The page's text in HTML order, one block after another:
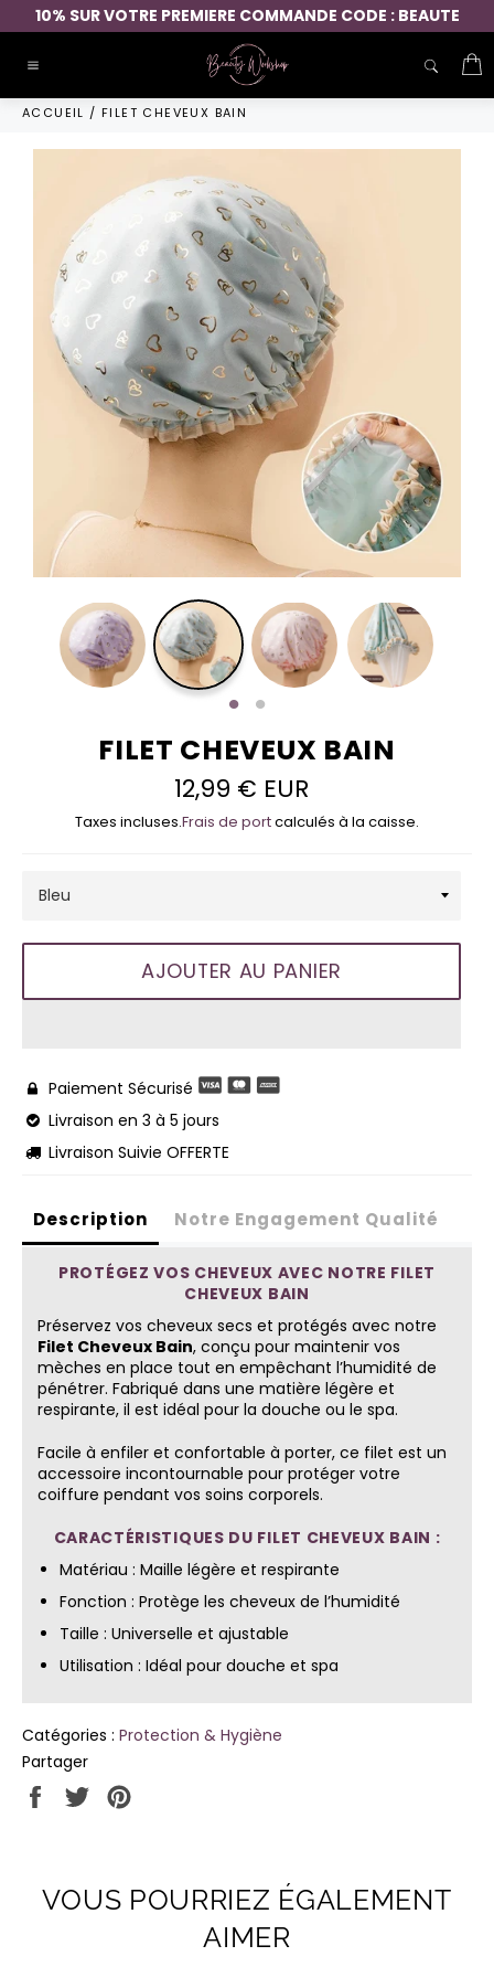
Passer
au
10% SUR VOTRE PREMIERE COMMANDE CODE : BEAUTE
ACCUEIL / FILET CHEVEUX BAIN
FILET CHEVEUX BAIN
Prix
régulier
12,99 € EUR
Taxes incluses.Frais de portcalculés à la caisse.
AJOUTER AU PANIER
 Paiement Sécurisé
 Livraison en 3 à 5 jours
 Livraison Suivie OFFERTE
Description Notre Engagement Qualité
PROTÉGEZ VOS CHEVEUX AVEC NOTRE FILET
CHEVEUX BAIN
Préservez vos cheveux secs et protégés avec notre
Filet Cheveux Bain, conçu pour maintenir vos
mèches en place tout en empêchant l’humidité de
pénétrer. Fabriqué dans une matière légère et
respirante, il est idéal pour la douche ou le spa.
Facile à enfiler et confortable à porter, ce filet est un
accessoire incontournable pour protéger votre
coiffure pendant vos soins corporels.
CARACTÉRISTIQUES DU FILET CHEVEUX BAIN :
Matériau : Maille légère et respirante
Fonction : Protège les cheveux de l’humidité
Taille : Universelle et ajustable
Utilisation : Idéal pour douche et spa
Catégories : Protection & Hygiène
Partager
Partager
sur
Tweeter
sur
VOUS POURRIEZ ÉGALEMENT
AIMER